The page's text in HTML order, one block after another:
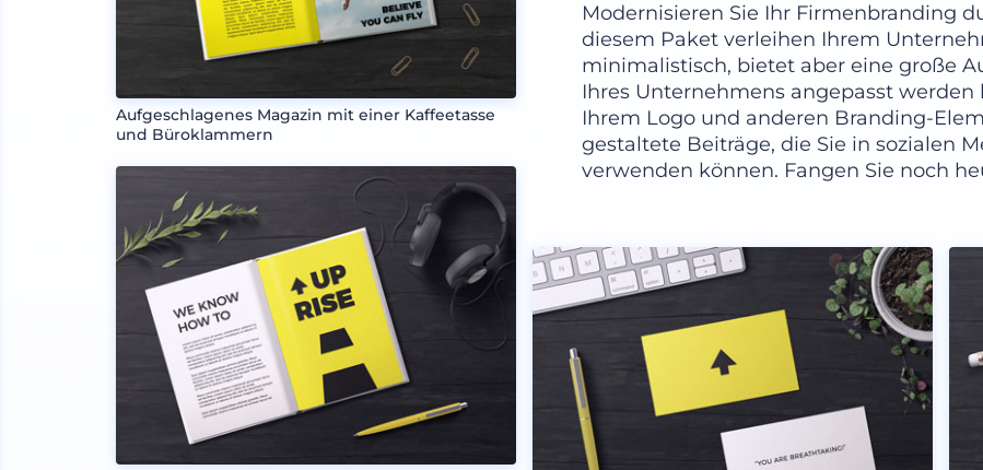
Aufgeschlagenes Magazin mit einer Kaffeetasse
und Büroklammern
Modernisieren Sie Ihr Firmenbranding
diesem Paket verleihen Ihrem
minimalistisch, bietet aber eine große
Ihres Unternehmens angepasst
Ihrem Logo und anderen Branding-
gestaltete Beiträge, die Sie in sozialen
verwenden können. Fangen Sie noch